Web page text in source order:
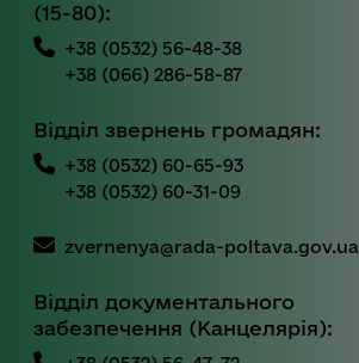
(15-80):
+38 (0532) 56-48-38
+38 (066) 286-58-87
Відділ звернень громадян:
+38 (0532) 60-65-93
+38 (0532) 60-31-09
zvernenya@rada-poltava.gov.ua
Відділ документального
забезпечення (Канцелярія):